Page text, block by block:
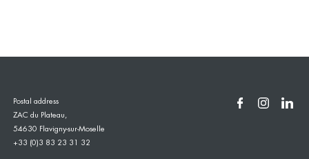
Postal address
ZAC du Plateau,
54630 Flavigny-sur-Moselle
+33 (0)3 83 23 31 32